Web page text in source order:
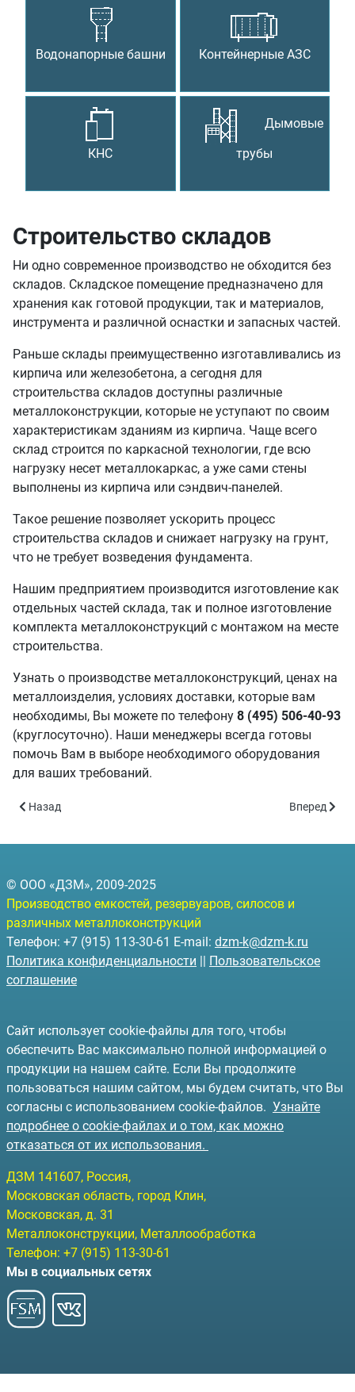
Водонапорные башни Контейнерные АЗС
КНС
Дымовые
трубы
Строительство складов
Ни одно современное производство не обходится без
складов. Складское помещение предназначено для
хранения как готовой продукции, так и материалов,
инструмента и различной оснастки и запасных частей.
Раньше склады преимущественно изготавливались из
кирпича или железобетона, а сегодня для
строительства складов доступны различные
металлоконструкции, которые не уступают по своим
характеристикам зданиям из кирпича. Чаще всего
склад строится по каркасной технологии, где всю
нагрузку несет металлокаркас, а уже сами стены
выполнены из кирпича или сэндвич-панелей.
Такое решение позволяет ускорить процесс
строительства складов и снижает нагрузку на грунт,
что не требует возведения фундамента.
Нашим предприятием производится изготовление как
отдельных частей склада, так и полное изготовление
комплекта металлоконструкций с монтажом на месте
строительства.
Узнать о производстве металлоконструкций, ценах на
металлоизделия, условиях доставки, которые вам
необходимы, Вы можете по телефону 8 (495) 506-40-93
(круглосуточно). Наши менеджеры всегда готовы
помочь Вам в выборе необходимого оборудования
для ваших требований.
Предыдущий: Строительство промышленных объектов
Назад Следующий:
Вперед
© ООО «ДЗМ», 2009-2025
Производство емкостей, резервуаров, силосов и
различных металлоконструкций
Телефон: +7 (915) 113-30-61 E-mail: dzm-k@dzm-k.ru
Политика конфиденциальности || Пользовательское
соглашение
Сайт использует cookie-файлы для того, чтобы
обеспечить Вас максимально полной информацией о
продукции на нашем сайте. Если Вы продолжите
пользоваться нашим сайтом, мы будем считать, что Вы
согласны с использованием cookie-файлов. Узнайте
подробнее о cookie-файлах и о том, как можно
отказаться от их использования.
ДЗМ 141607, Россия,
Московская область, город Клин,
Московская, д. 31
Металлоконструкции, Металлообработка
Телефон: +7 (915) 113-30-61
Мы в социальных сетях